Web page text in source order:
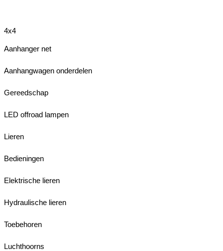
4x4
Aanhanger net
Aanhangwagen onderdelen
Gereedschap
LED offroad lampen
Lieren
Bedieningen
Elektrische lieren
Hydraulische lieren
Toebehoren
Luchthoorns